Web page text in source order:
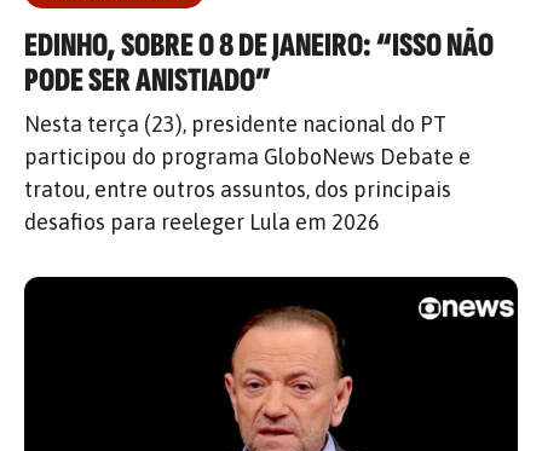
EDINHO, SOBRE O 8 DE JANEIRO: “ISSO NÃO
PODE SER ANISTIADO”
Nesta terça (23), presidente nacional do PT
participou do programa GloboNews Debate e
tratou, entre outros assuntos, dos principais
desafios para reeleger Lula em 2026